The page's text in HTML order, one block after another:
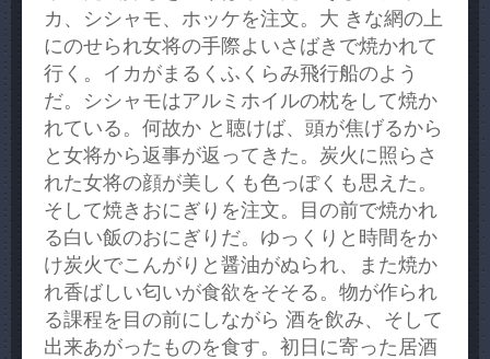
カ、シシャモ、ホッケを注文。大 きな網の上
にのせられ女将の手際よいさばきで焼かれて
行く。イカがまるくふくらみ飛行船のよう
だ。シシャモはアルミホイルの枕をして焼か
れている。何故か と聴けば、頭が焦げるから
と女将から返事が返ってきた。炭火に照らさ
れた女将の顔が美しくも色っぽくも思えた。
そして焼きおにぎりを注文。目の前で焼かれ
る白い飯のおにぎりだ。ゆっくりと時間をか
け炭火でこんがりと醤油がぬられ、また焼か
れ香ばしい匂いが食欲をそそる。物が作られ
る課程を目の前にしながら 酒を飲み、そして
出来あがったものを食す。初日に寄った居酒